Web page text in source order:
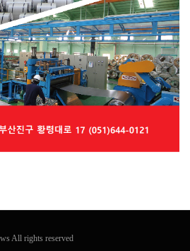
All rights reserved